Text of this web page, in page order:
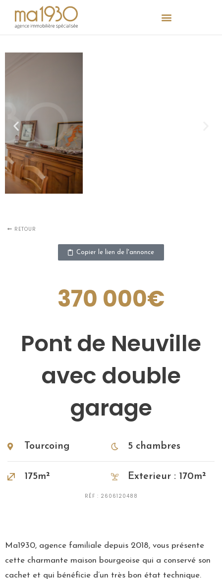
RETOUR
Copier le lien de l'annonce
370 000€
Pont de Neuville
avec double
garage
Tourcoing 5 chambres
175m² Exterieur : 170m²
RÉF : 2606120488
Ma1930, agence familiale depuis 2018, vous présente
cette charmante maison bourgeoise qui a conservé son
cachet et qui bénéficie d’un très bon état technique.